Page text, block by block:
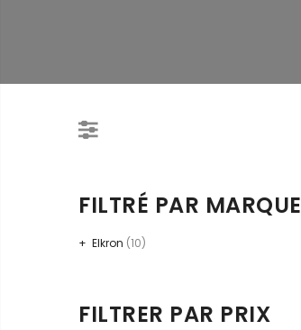
FILTRÉ PAR MARQUE
Elkron (10)
FILTRER PAR PRIX